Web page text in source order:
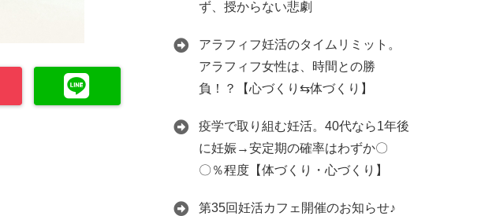
ず、授からない悲劇
アラフィフ妊活のタイムリミット。
アラフィフ女性は、時間との勝
負！？【心づくり⇆体づくり】
疫学で取り組む妊活。40代なら1年後
に妊娠→安定期の確率はわずか〇
〇％程度【体づくり・心づくり】
第35回妊活カフェ開催のお知らせ♪